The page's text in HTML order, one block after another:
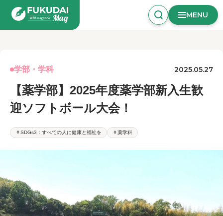
MENU
学部・学科 2025.05.27
【薬学部】2025年度薬学部新入生歓
迎ソフトボール大会！
＃SDGs3：すべての人に健康と福祉を ＃薬学科